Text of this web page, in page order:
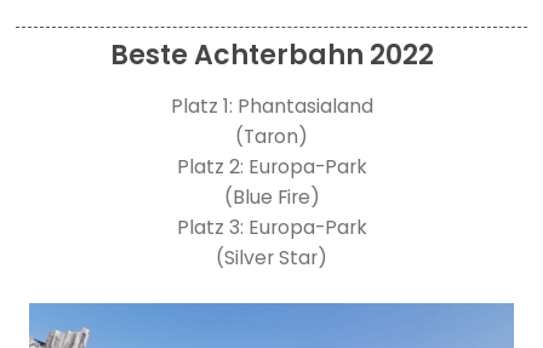
Beste Achterbahn 2022
Platz 1: Phantasialand
(Taron)
Platz 2: Europa-Park
(Blue Fire)
Platz 3: Europa-Park
(Silver Star)